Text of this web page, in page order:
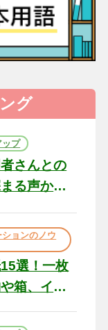
グ
ップ
さんとの
る声かけ
）
ョンのノウ
選！一枚
箱、イン